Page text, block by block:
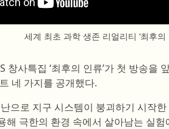
세계 최초 과학 생존 리얼리티 ‘최후의
창사특집 ‘최후의 인류’가 첫 방송을
네 가지를 공개했다.
난으로 지구 시스템이 붕괴하기 시작
해 극한의 환경 속에서 살아남는 실